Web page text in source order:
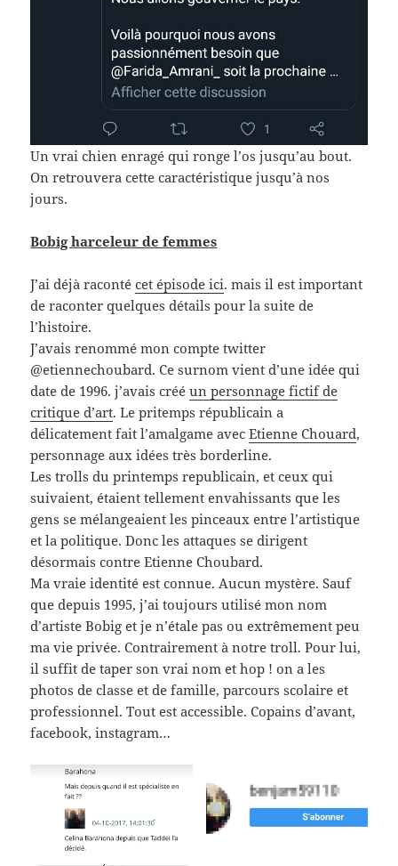
Un vrai chien enragé qui ronge l’os jusqu’au bout.
On retrouvera cette caractéristique jusqu’à nos
jours.
Bobig harceleur de femmes
J’ai déjà racontécet épisode ici. mais il est important
de raconter quelques détails pour la suite de
l’histoire.
J’avais renommé mon compte twitter
@etiennechoubard. Ce surnom vient d’une idée qui
date de 1996. j’avais crééun personnage fictif de
critique d’art. Le pritemps républicain a
délicatement fait l’amalgame avecEtienne Chouard,
personnage aux idées très borderline.
Les trolls du printemps republicain, et ceux qui
suivaient, étaient tellement envahissants que les
gens se mélangeaient les pinceaux entre l’artistique
et la politique. Donc les attaques se dirigent
désormais contre Etienne Choubard.
Ma vraie identité est connue. Aucun mystère. Sauf
que depuis 1995, j’ai toujours utilisé mon nom
d’artiste Bobig et je n’étale pas ou extrêmement peu
ma vie privée. Contrairement à notre troll. Pour lui,
il suffit de taper son vrai nom et hop ! on a les
photos de classe et de famille, parcours scolaire et
professionnel. Tout est accessible. Copains d’avant,
facebook, instagram…